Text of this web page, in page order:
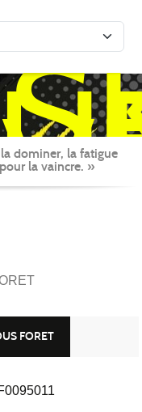
dominer, la fatigue
la vaincre. »
FORET